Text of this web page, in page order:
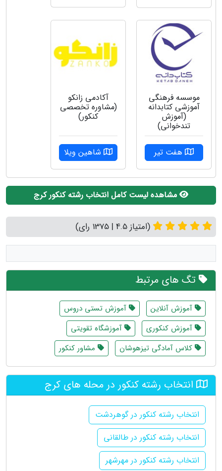
موسسه فرهنگی
آموزشی کتابدانه
(آموزش
تندخوانی)
هفت تیر
آکادمی زانکو
(مشاوره تخصصی
کنکور)
شاهین ویلا
مشاهده لیست کامل انتخاب رشته کنکور کرج
(امتیاز 4.5 | 1375 رای)
تگ های مرتبط
آموزش آنلاین
آموزش تستی دروس
آموزش کنکوری
آموزشگاه تقویتی
کلاس آمادگی تیزهوشان
مشاور کنکور
انتخاب رشته کنکور در محله های کرج
انتخاب رشته کنکور در گوهردشت
انتخاب رشته کنکور در طالقانی
انتخاب رشته کنکور در مهرشهر